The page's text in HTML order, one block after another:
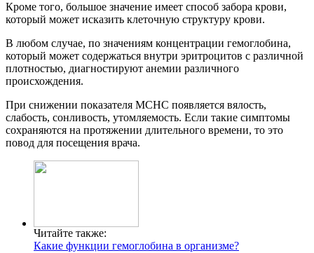
Кроме того, большое значение имеет способ забора крови,
который может исказить клеточную структуру крови.
В любом случае, по значениям концентрации гемоглобина,
который может содержаться внутри эритроцитов с различной
плотностью, диагностируют анемии различного
происхождения.
При снижении показателя МСНС появляется вялость,
слабость, сонливость, утомляемость. Если такие симптомы
сохраняются на протяжении длительного времени, то это
повод для посещения врача.
Читайте также:
Какие функции гемоглобина в организме?